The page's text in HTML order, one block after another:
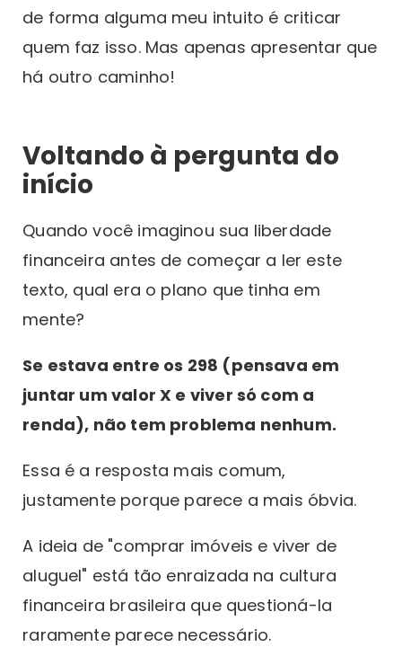
de forma alguma meu intuito é criticar
quem faz isso. Mas apenas apresentar que
há outro caminho!
Voltando à pergunta do
início
Quando você imaginou sua liberdade
financeira antes de começar a ler este
texto, qual era o plano que tinha em
mente?
Se estava entre os 298 (pensava em
juntar um valor X e viver só com a
renda), não tem problema nenhum.
Essa é a resposta mais comum,
justamente porque parece a mais óbvia.
A ideia de "comprar imóveis e viver de
aluguel" está tão enraizada na cultura
financeira brasileira que questioná-la
raramente parece necessário.